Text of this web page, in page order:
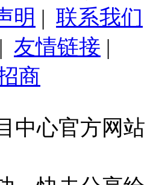
明 | 联系我们
| 友情链接 |
商
中心官方网站